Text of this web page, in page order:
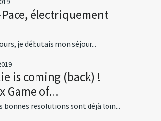
électriquement
je débutais mon séjour...
is coming (back) !
Game of...
bonnes résolutions sont déjà loin...